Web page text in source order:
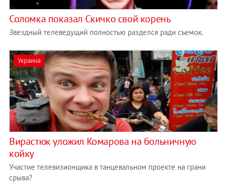
Соломка показал Скичко свой корень
Звездный телеведущий полностью разделся ради съемок.
Украина
Вирастюк уложил Комарова на больничную
койку
Участие телевизионщика в танцевальном проекте на грани
срыва?